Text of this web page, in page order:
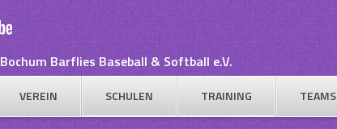
Bochum Barflies Baseball & Softball e.V.
VEREIN SCHULEN TRAINING TEAMS